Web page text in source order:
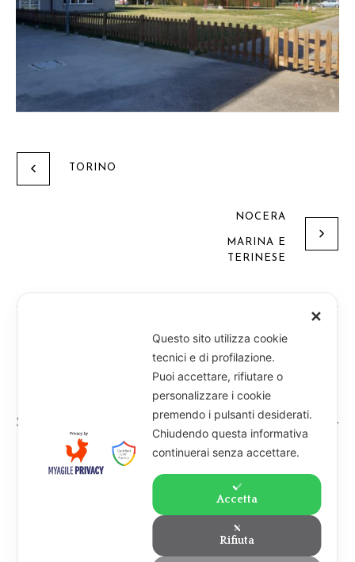
TORINO
NOCERA
MARINA E
TERINESE
Suore di S. Maria di Loreto - Piazza d'Angennes, 4 -
13100 Vercelli - Telefono 0161 25 54 25
✕
Questo sito utilizza cookie
tecnici e di profilazione.
Puoi accettare, rifiutare o
personalizzare i cookie
premendo i pulsanti desiderati.
Chiudendo questa informativa
continuerai senza accettare.
Accetta
Rifiuta